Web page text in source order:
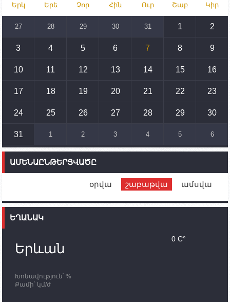
Իրանը կողմ է տարածաշրջանի համար շահավետ
տրանսպորտային հաղորդակցությունների
զարգացմանը, սակայն ոչ՝ միջազգային
սահմանների փոփոխությանը
15:10 02.10.2023
սպառնալիքները կասեցնելու համար. իսպանացի
պատգամավորը Գորիսում է
14:54 02.10.2023
տեղակայված հայկական դիրքերի անձնակազմի
համար սնունդ տեղափոխող մեքենայի
ունեն. կիպրոսցի խորհրդարանականը՝ Ալեն
Ֆրանսիայի ԱԳ նախարարը կայցելի Հայաստան
պատասխանատուներ կմնան ԼՂ-ում՝ մինչև
որոնողափրկարարական աշխատանքների
11:03
ՄԱԿ-ի առաքելությունը շատ, շատ, շատ օգտակար
Երկ Երե Չոր Հին Ուր Շաբ Կիր
27 28 29 30 31 1 2
3 4 5 6 7 8 9
10 11 12 13 14 15 16
17 18 19 20 21 22 23
24 25 26 27 28 29 30
31 1 2 3 4 5 6
ԱՄԵՆԱԸՆԹԵՐՑՎԱԾԸ
օրվա շաբաթվա ամսվա
ԵՂԱՆԱԿ
Երևան
Խոնավություն՝ %
Քամի՝ կմ/ժ
0 C°